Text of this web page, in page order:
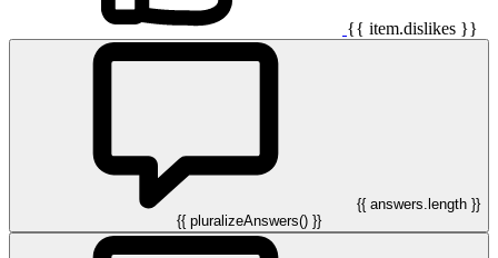
{{ item.dislikes }}
{{ answers.length }}
{{ pluralizeAnswers() }}